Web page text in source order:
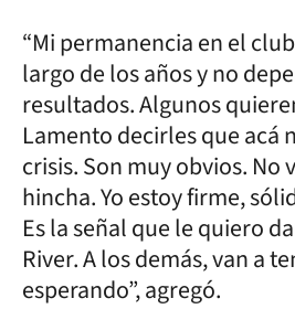
“Mi permanencia en el
largo de los años y no
resultados. Algunos
Lamento decirles que acá
crisis. Son muy obvios. No
hincha. Yo estoy firme,
Es la señal que le quiero
River. A los demás, van a
esperando”, agregó.